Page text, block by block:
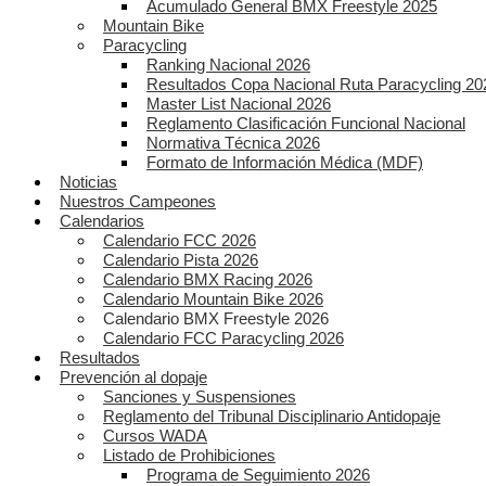
Acumulado General BMX Freestyle 2025
Mountain Bike
Paracycling
Ranking Nacional 2026
Resultados Copa Nacional Ruta Paracycling
Master List Nacional 2026
Reglamento Clasificación Funcional Nacional
Normativa Técnica 2026
Formato de Información Médica (MDF)
Noticias
Nuestros Campeones
Calendarios
Calendario FCC 2026
Calendario Pista 2026
Calendario BMX Racing 2026
Calendario Mountain Bike 2026
Calendario BMX Freestyle 2026
Calendario FCC Paracycling 2026
Resultados
Prevención al dopaje
Sanciones y Suspensiones
Reglamento del Tribunal Disciplinario Antidopaje
Cursos WADA
Listado de Prohibiciones
Programa de Seguimiento 2026